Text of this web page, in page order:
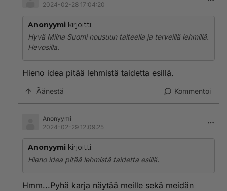
2024-02-28 17:04:20
Anonyymi kirjoitti:
Hyvä Miina Suomi nousuun taiteella ja terveillä lehmillä.
Hevosilla.
Hieno idea pitää lehmistä taidetta esillä.
Äänestä Kommentoi
Anonyymi
2024-02-29 12:09:25
Anonyymi kirjoitti:
Hieno idea pitää lehmistä taidetta esillä.
Hmm...Pyhä karja näytää meille sekä meidän